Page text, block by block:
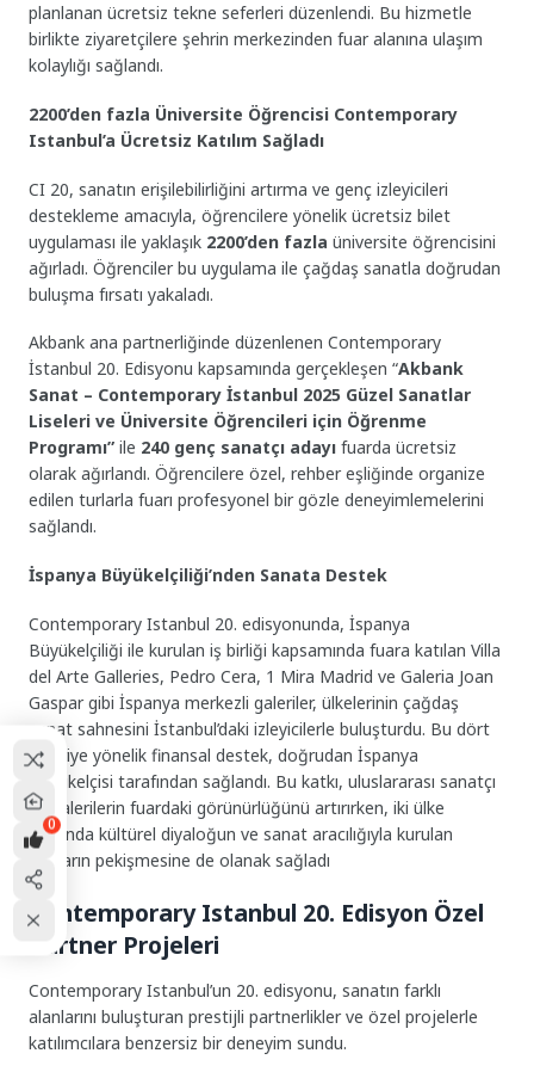
planlanan ücretsiz tekne seferleri düzenlendi. Bu hizmetle
birlikte ziyaretçilere şehrin merkezinden fuar alanına ulaşım
kolaylığı sağlandı.
2200’den fazla Üniversite Öğrencisi Contemporary
Istanbul’a Ücretsiz Katılım Sağladı
CI 20, sanatın erişilebilirliğini artırma ve genç izleyicileri
destekleme amacıyla, öğrencilere yönelik ücretsiz bilet
uygulaması ile yaklaşık 2200’den fazla üniversite öğrencisini
ağırladı. Öğrenciler bu uygulama ile çağdaş sanatla doğrudan
buluşma fırsatı yakaladı.
Akbank ana partnerliğinde düzenlenen Contemporary
İstanbul 20. Edisyonu kapsamında gerçekleşen “Akbank
Sanat – Contemporary İstanbul 2025 Güzel Sanatlar
Liseleri ve Üniversite Öğrencileri için Öğrenme
Programı” ile 240 genç sanatçı adayı fuarda ücretsiz
olarak ağırlandı. Öğrencilere özel, rehber eşliğinde organize
edilen turlarla fuarı profesyonel bir gözle deneyimlemelerini
sağlandı.
İspanya Büyükelçiliği’nden Sanata Destek
Contemporary Istanbul 20. edisyonunda, İspanya
Büyükelçiliği ile kurulan iş birliği kapsamında fuara katılan Villa
del Arte Galleries, Pedro Cera, 1 Mira Madrid ve Galeria Joan
Gaspar gibi İspanya merkezli galeriler, ülkelerinin çağdaş
sanat sahnesini İstanbul’daki izleyicilerle buluşturdu. Bu dört
galeriye yönelik finansal destek, doğrudan İspanya
Büyükelçisi tarafından sağlandı. Bu katkı, uluslararası sanatçı
ve galerilerin fuardaki görünürlüğünü artırırken, iki ülke
arasında kültürel diyaloğun ve sanat aracılığıyla kurulan
bağların pekişmesine de olanak sağladı
Contemporary Istanbul 20. Edisyon Özel
Partner Projeleri
Contemporary Istanbul’un 20. edisyonu, sanatın farklı
alanlarını buluşturan prestijli partnerlikler ve özel projelerle
katılımcılara benzersiz bir deneyim sundu.
0